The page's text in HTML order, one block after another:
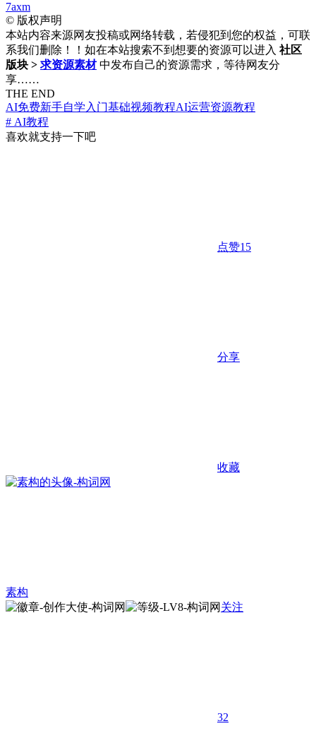
7axm
© 版权声明
本站内容来源网友投稿或网络转载，若侵犯到您的权益，可联
系我们删除！！如在本站搜索不到想要的资源可以进入 社区
版块 > 求资源素材 中发布自己的资源需求，等待网友分
享……
THE END
AI免费新手自学入门基础视频教程AI运营资源教程
# AI教程
喜欢就支持一下吧
点赞15
分享
收藏
素构
关注
32